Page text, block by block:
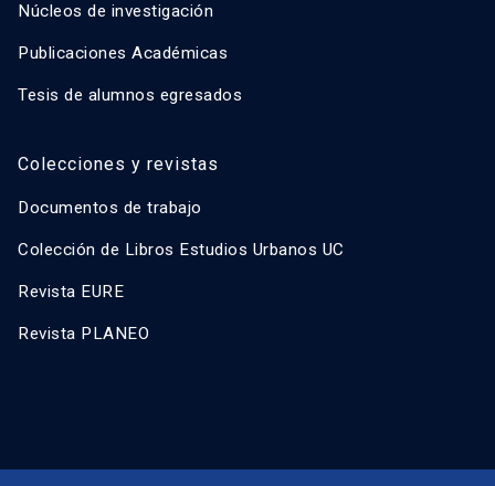
Núcleos de investigación
Publicaciones Académicas
Tesis de alumnos egresados
Colecciones y revistas
Documentos de trabajo
Colección de Libros Estudios Urbanos UC
Revista EURE
Revista PLANEO